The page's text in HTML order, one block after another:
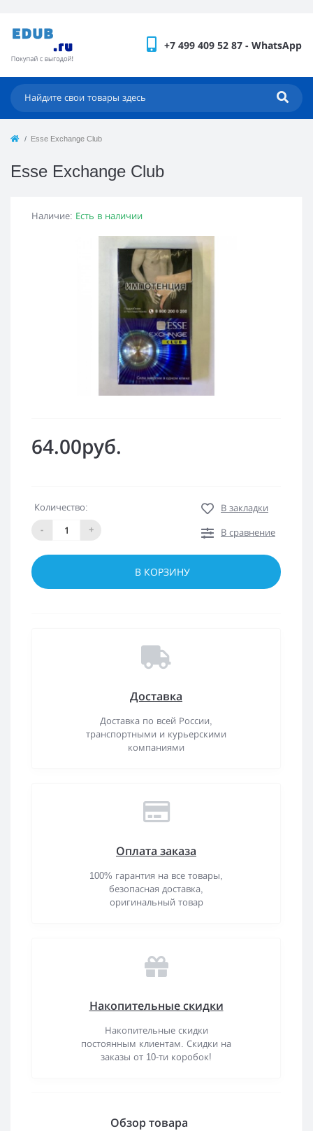
+7 499 409 52 87 - WhatsApp
Esse Exchange Club
Esse Exchange Club
Наличие: Есть в наличии
64.00руб.
Количество:
- +
В закладки
В сравнение
В КОРЗИНУ
Доставка
Доставка по всей России,
транспортными и курьерскими
компаниями
Оплата заказа
100% гарантия на все товары,
безопасная доставка,
оригинальный товар
Накопительные скидки
Накопительные скидки
постоянным клиентам. Скидки на
заказы от 10-ти коробок!
Обзор товара